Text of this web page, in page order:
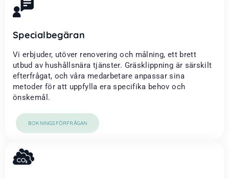
Specialbegäran
Vi erbjuder, utöver renovering och målning, ett brett
utbud av hushållsnära tjänster. Gräsklippning är särskilt
efterfrågat, och våra medarbetare anpassar sina
metoder för att uppfylla era specifika behov och
önskemål.
BOKNINGSFÖRFRÅGAN